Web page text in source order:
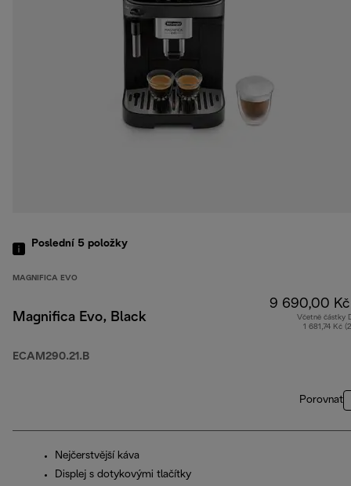
Poslední 5 položky
MAGNIFICA EVO
Magnifica Evo, Black
ECAM290.21.B
9 690,00 Kč
Včetně částky
1 681,74 Kč
Porovnat
Nejčerstvější káva
Displej s dotykovými tlačítky